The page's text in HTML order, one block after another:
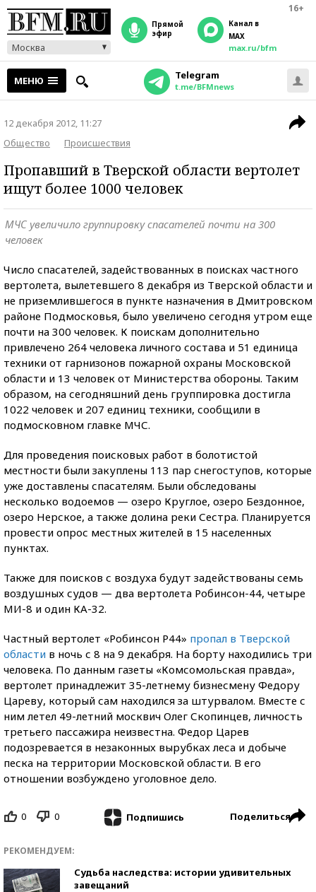
16+
Москва
прямой
эфир
Канал в
MAX
max.ru/bfm
МЕНЮ Telegram
t.me/BFMnews
12 декабря 2012, 11:27
Общество
Происшествия
Пропавший в Тверской области вертолет
ищут более 1000 человек
МЧС увеличило группировку спасателей почти на 300
человек
Число спасателей, задействованных в поисках частного
вертолета, вылетевшего 8 декабря из Тверской области и
не приземлившегося в пункте назначения в Дмитровском
районе Подмосковья, было увеличено сегодня утром еще
почти на 300 человек. К поискам дополнительно
привлечено 264 человека личного состава и 51 единица
техники от гарнизонов пожарной охраны Московской
области и 13 человек от Министерства обороны. Таким
образом, на сегодняшний день группировка достигла
1022 человек и 207 единиц техники, сообщили в
подмосковном главке МЧС.
Для проведения поисковых работ в болотистой
местности были закуплены 113 пар снегоступов, которые
уже доставлены спасателям. Были обследованы
несколько водоемов — озеро Круглое, озеро Бездонное,
озеро Нерское, а также долина реки Сестра. Планируется
провести опрос местных жителей в 15 населенных
пунктах.
Также для поисков с воздуха будут задействованы семь
воздушных судов — два вертолета Робинсон-44, четыре
МИ-8 и один КА-32.
Частный вертолет «Робинсон Р44» пропал в Тверской
области в ночь с 8 на 9 декабря. На борту находились три
человека. По данным газеты «Комсомольская правда»,
вертолет принадлежит 35-летнему бизнесмену Федору
Цареву, который сам находился за штурвалом. Вместе с
ним летел 49-летний москвич Олег Скопинцев, личность
третьего пассажира неизвестна. Федор Царев
подозревается в незаконных вырубках леса и добыче
песка на территории Московской области. В его
отношении возбуждено уголовное дело.
0 0 Подпишись Поделиться
РЕКОМЕНДУЕМ:
Судьба наследства: истории удивительных
завещаний